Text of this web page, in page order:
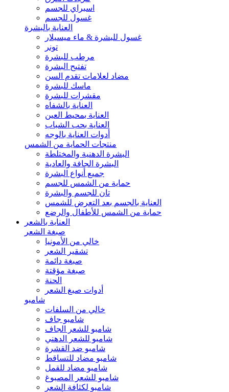
اسبراي للجسم
غسول للجسم
العناية بالبشرة
غسول للبشرة & ماء ميسيلار
تونر
مرطب للبشرة
تفتيح البشرة
مضاد لعلامات تقدم السن
ماسك للبشرة
مقشرات للبشرة
العناية بالشفاه
العناية بمحيط العين
العناية بحب الشباب
أدوات العناية بالوجه
منتجات الحماية من الشمس
البشرة الدهنية والمختلطة
البشرة الجافة والعادية
جميع أنواع البشرة
حماية من الشمس للجسم
تان للجسم والبشرة
العناية بالجسم بعد التعرض للشمس
حماية من الشمس للأطفال والرضع
العناية بالشعر
صبغة الشعر
خالي من الأمونيا
تشقير الشعر
صبغة دائمة
صبغة مؤقتة
الحنة
أدوات صبغ الشعر
شامبو
خالي من السلفات
شامبو جاف
شامبو للشعر الجاف
شامبو للشعر الدهني
شامبو ضد القشرة
شامبو مضاد للتساقط
شامبو مضاد للقمل
شامبو للشعر المصبوغ
شامبو لكثافة الشعر